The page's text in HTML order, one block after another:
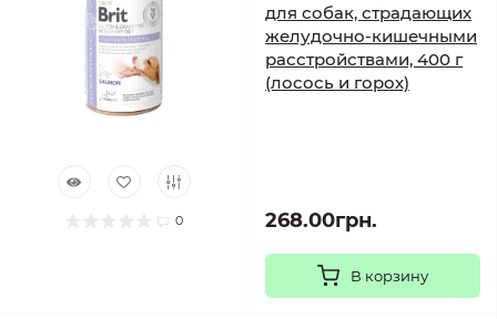
0
для собак, страдающих
желудочно-кишечными
расстройствами, 400 г
(лосось и горох)
268.00грн.
В корзину